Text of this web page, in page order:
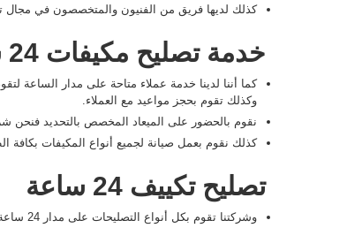
كذلك لديها فريق من الفنيون والمتخصصون في
خدمة تصليح مكيفات 24 ساعة
كما أننا لدينا خدمة عملاء متاحة على مدار الساعة
وكذلك تقوم بحجز مواعيد مع العملاء.
نقوم بالحضور على الميعاد المخصص بالتحديد فنحن
كذلك نقوم بعمل صيانة لجميع أنواع المكيفات بكافة
تصليح تكييف 24 ساعة
وشركتنا تقوم بكل أنواع التصليحات على مدار 24 ساعة.